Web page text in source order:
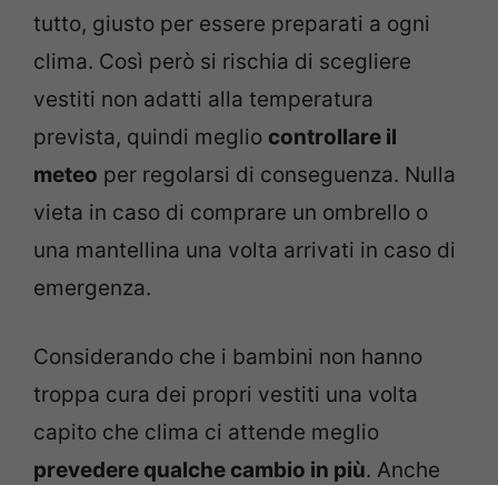
tutto, giusto per essere preparati a ogni
clima. Così però si rischia di scegliere
vestiti non adatti alla temperatura
prevista, quindi meglio controllare il
meteo per regolarsi di conseguenza. Nulla
vieta in caso di comprare un ombrello o
una mantellina una volta arrivati in caso di
emergenza.
Considerando che i bambini non hanno
troppa cura dei propri vestiti una volta
capito che clima ci attende meglio
prevedere qualche cambio in più. Anche